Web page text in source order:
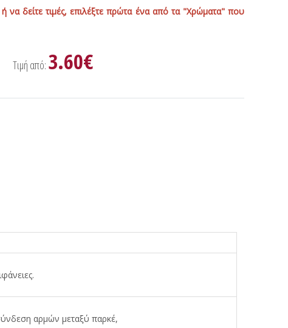
να δείτε τιμές, επιλέξτε πρώτα ένα από τα "Χρώματα" που
Τιμή από: 3.60€
αρμών μεταξύ παρκέ,